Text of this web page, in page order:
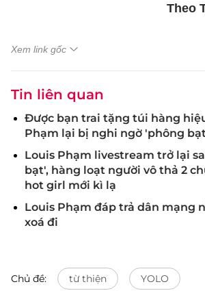
Theo
Xem link gốc
Tin liên quan
Được bạn trai tặng túi hàng
Phạm lại bị nghi ngờ 'phông
Louis Phạm livestream trở lại
bạt', hàng loạt người vô thả 2
hot girl mới kì lạ
Louis Phạm đáp trả dân mạng
xoá đi
Chủ đề: từ thiện YOLO